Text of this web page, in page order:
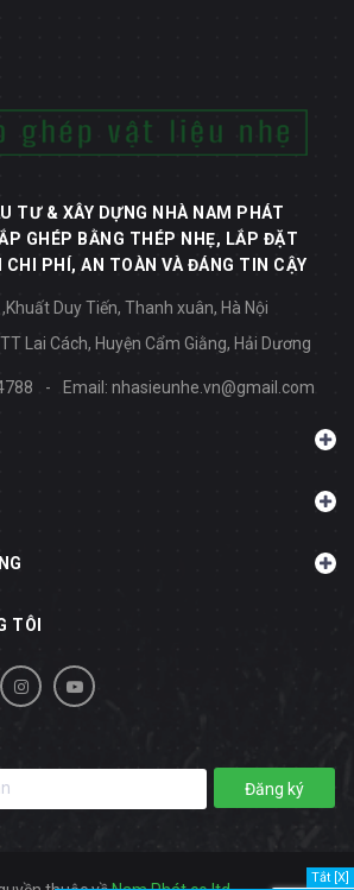
TƯ & XÂY DỰNG NHÀ NAM PHÁT
GHÉP BẰNG THÉP NHẸ, LẮP ĐẶT
CHI PHÍ, AN TOÀN VÀ ĐÁNG TIN CẬY
Duy Tiến, Thanh xuân, Hà Nội
Lai Cách, Huyện Cẩm Giằng, Hải Dương
- Email: nhasieunhe.vn@gmail.com
TÔI
Đăng ký
Tắt [X]